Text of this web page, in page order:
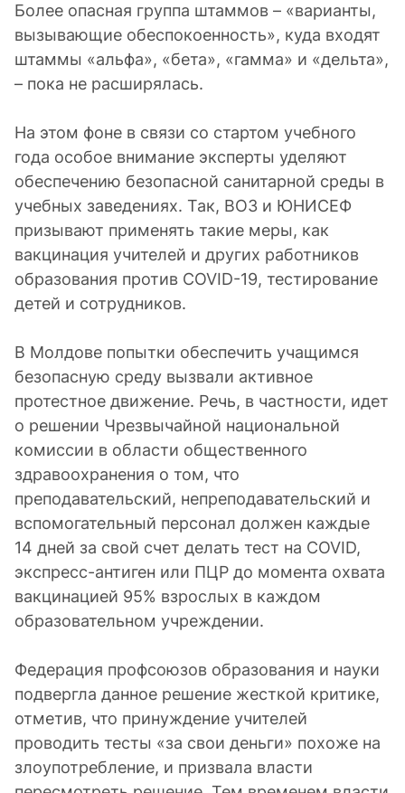
Более опасная группа штаммов – «варианты,
вызывающие обеспокоенность», куда входят
штаммы «альфа», «бета», «гамма» и «дельта»,
– пока не расширялась.
На этом фоне в связи со стартом учебного
года особое внимание эксперты уделяют
обеспечению безопасной санитарной среды в
учебных заведениях. Так, ВОЗ и ЮНИСЕФ
призывают применять такие меры, как
вакцинация учителей и других работников
образования против COVID-19, тестирование
детей и сотрудников.
В Молдове попытки обеспечить учащимся
безопасную среду вызвали активное
протестное движение. Речь, в частности, идет
о решении Чрезвычайной национальной
комиссии в области общественного
здравоохранения о том, что
преподавательский, непреподавательский и
вспомогательный персонал должен каждые
14 дней за свой счет делать тест на COVID,
экспресс-антиген или ПЦР до момента охвата
вакцинацией 95% взрослых в каждом
образовательном учреждении.
Федерация профсоюзов образования и науки
подвергла данное решение жесткой критике,
отметив, что принуждение учителей
проводить тесты «за свои деньги» похоже на
злоупотребление, и призвала власти